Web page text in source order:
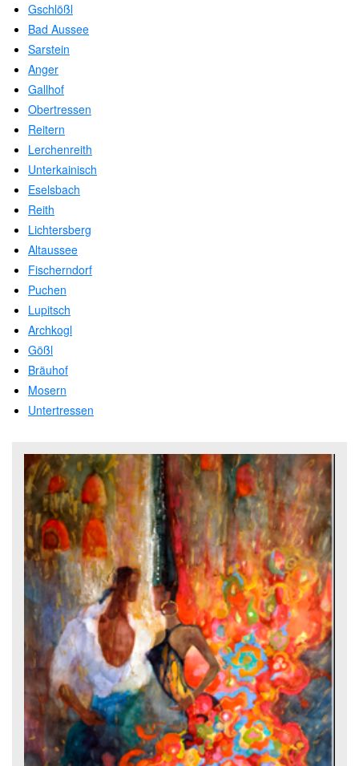
Gschlößl
Bad Aussee
Sarstein
Anger
Gallhof
Obertressen
Reitern
Lerchenreith
Unterkainisch
Eselsbach
Reith
Lichtersberg
Altaussee
Fischerndorf
Puchen
Lupitsch
Archkogl
Gößl
Bräuhof
Mosern
Untertressen